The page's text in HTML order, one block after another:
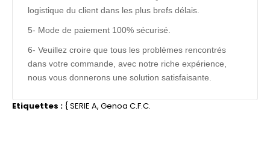
logistique du client dans les plus brefs délais.
5- Mode de paiement 100% sécurisé.
6- Veuillez croire que tous les problèmes rencontrés
dans votre commande, avec notre riche expérience,
nous vous donnerons une solution satisfaisante.
Etiquettes : {SERIE A, Genoa C.F.C.